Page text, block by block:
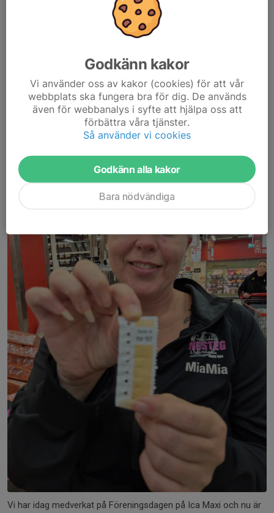
Rosenqvist från Micteam den 15-16 November.
Vinnare av danskurs från
Föreningsdagen
Vi har idag medverkat på Föreningsdagen på Ica Maxi och nu är
Godkänn kakor
Vi använder oss av kakor (cookies) för att vår
webbplats ska fungera bra för dig. De används
även för webbanalys i syfte att hjälpa oss att
förbättra våra tjänster.
Så använder vi cookies
Godkänn alla kakor
Bara nödvändiga